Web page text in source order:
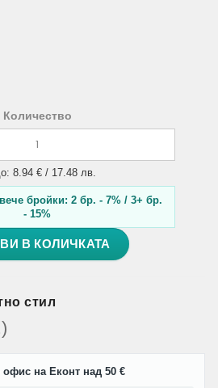
Количество
8.94 € / 17.48 лв.
бройки: 2 бр. - 7% / 3+ бр.
- 15%
В КОЛИЧКАТА
стил
)
офис на Еконт над 50 €